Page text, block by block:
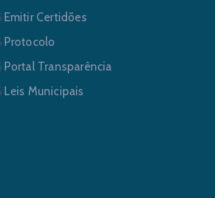
Emitir Certidões
Protocolo
Portal Transparência
Leis Municipais